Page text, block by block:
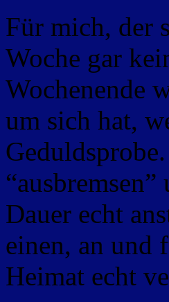
Für mich, der
Woche gar
Wochenende
um sich hat,
Dauer echt
einen, an und
Heimat echt